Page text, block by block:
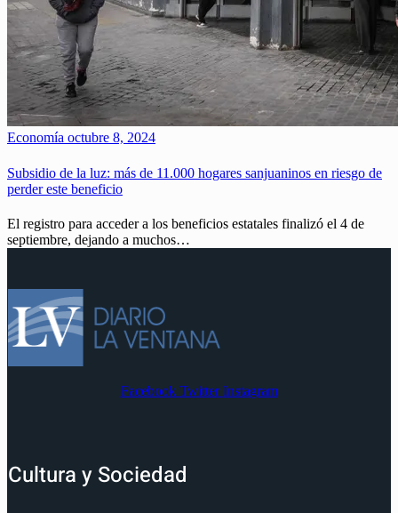
Economía octubre 8, 2024
Subsidio de la luz: más de 11.000 hogares sanjuaninos en riesgo de
perder este beneficio
El registro para acceder a los beneficios estatales finalizó el 4 de
septiembre, dejando a muchos…
Facebook Twitter Instagram
Cultura y Sociedad